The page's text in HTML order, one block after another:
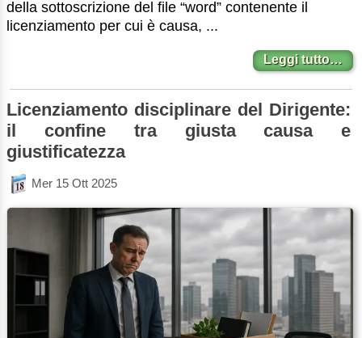
della sottoscrizione del file “word” contenente il
licenziamento per cui è causa, ...
Leggi tutto…
Licenziamento disciplinare del Dirigente:
il confine tra giusta causa e
giustificatezza
Mer 15 Ott 2025